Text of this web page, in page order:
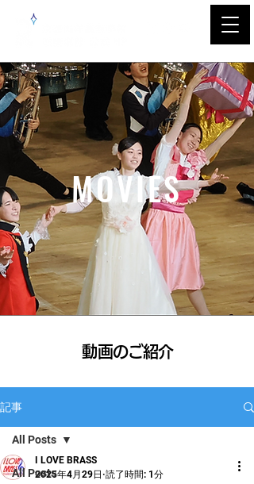
MOVIES
​動画のご紹介
記事
All Posts
All Posts
I LOVE BRASS
2025年4月29日 読了時間: 1分